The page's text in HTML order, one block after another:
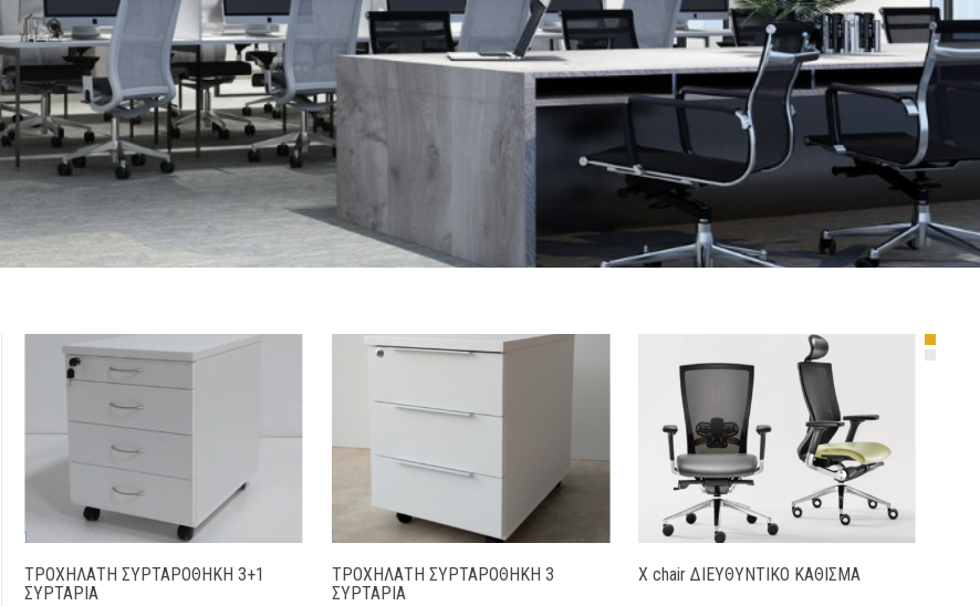
ΤΡΟΧΗΛΑΤΗ ΣΥΡΤΑΡΟΘΗΚΗ 3+1
ΣΥΡΤΑΡΙΑ
ΤΡΟΧΗΛΑΤΗ ΣΥΡΤΑΡΟΘΗΚΗ 3
ΣΥΡΤΑΡΙΑ
X chair ΔΙΕΥΘΥΝΤΙΚΟ ΚΑΘΙΣΜΑ